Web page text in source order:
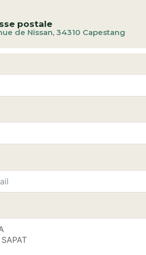
postale
de Nissan, 34310 Capestang